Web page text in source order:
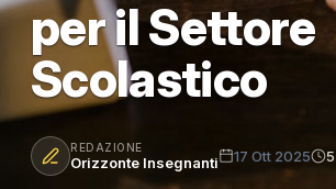
per il Settore
Scolastico
REDAZIONE
Orizzonte Insegnanti 17 Ott 2025